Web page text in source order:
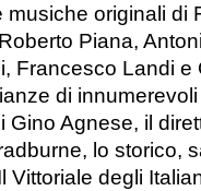
originali di
Piana,
Francesco Landi e
di
Agnese, il
lo storico,
Vittoriale degli